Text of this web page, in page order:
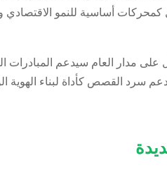
كمحركات أساسية للنمو
مدار العام سيدعم المبادرات
سرد القصص كأداة لبناء الهوية